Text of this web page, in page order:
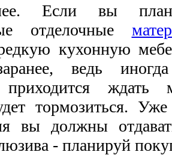
Если вы
отделочные
кухонную
ведь
приходится
тормозиться.
вы должны
- планируй